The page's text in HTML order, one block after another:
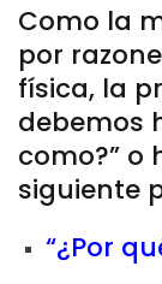
Como la
por
física, la
debemos
como?” o
siguiente
“¿Por